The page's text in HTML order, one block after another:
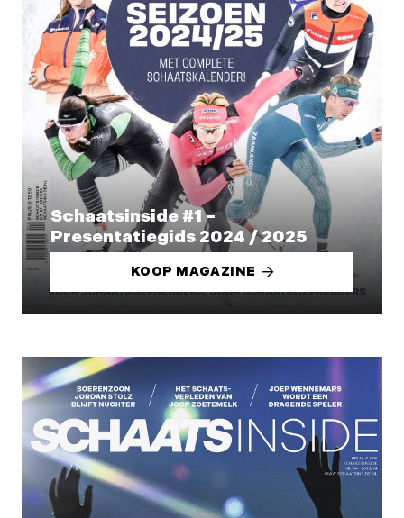
Schaatsinside #1 –
Presentatiegids 2024 / 2025
KOOP MAGAZINE